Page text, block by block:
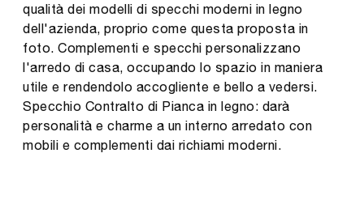
qualità dei modelli di specchi moderni in legno
dell'azienda, proprio come questa proposta in
foto. Complementi e specchi personalizzano
l'arredo di casa, occupando lo spazio in maniera
utile e rendendolo accogliente e bello a vedersi.
Specchio Contralto di Pianca in legno: darà
personalità e charme a un interno arredato con
mobili e complementi dai richiami moderni.